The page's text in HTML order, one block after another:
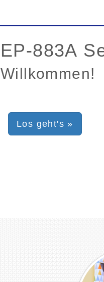
Willkommen!
Los geht's »